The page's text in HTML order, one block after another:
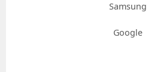
Samsung
Google